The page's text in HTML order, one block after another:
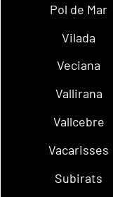
Pol de Mar
Vilada
Veciana
Vallirana
Vallcebre
Vacarisses
Subirats